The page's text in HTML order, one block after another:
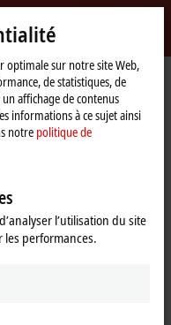
myBeckhoff
modules
Product finder
optimale sur notre site Web,
de statistiques, de
affichage de contenus
informations à ce sujet ainsi
notre politique de
l’utilisation du site
les performances.